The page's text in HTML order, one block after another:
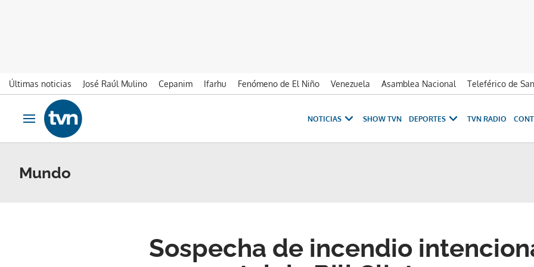
Últimas noticias José Raúl Mulino Cepanim Ifarhu Fenómeno de El Niño Venezuela Asamblea Nacional Teleférico de
Ir al contenido
Obrir navegació
NOTICIAS SHOW TVN DEPORTES TVN RADIO
Mundo
Sospecha de incendio